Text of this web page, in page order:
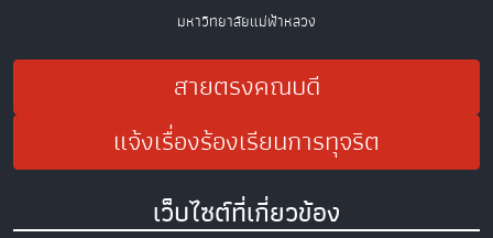
มหาวิทยาลัยแม่ฟ้าหลวง
สายตรงคณบดี
แจ้งเรื่องร้องเรียนการทุจริต
เว็บไซต์ที่เกี่ยวข้อง